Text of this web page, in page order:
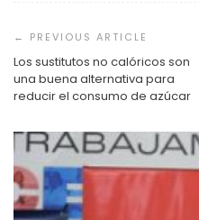
de
entradas
Los sustitutos no calóricos son
una buena alternativa para
reducir el consumo de azúcar